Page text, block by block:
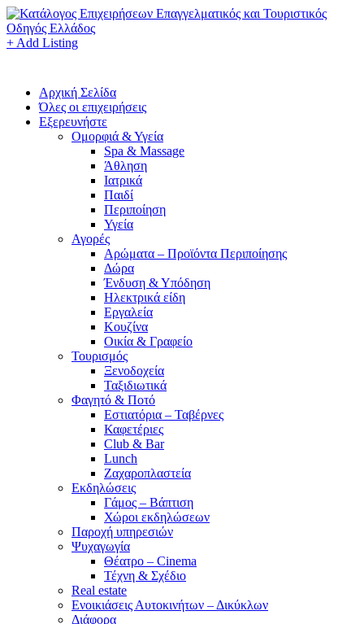
+ Add Listing
Αρχική Σελίδα
Όλες οι επιχειρήσεις
Εξερευνήστε
Ομορφιά & Υγεία
Spa & Massage
Άθληση
Ιατρικά
Παιδί
Περιποίηση
Υγεία
Αγορές
Αρώματα – Προϊόντα Περιποίησης
Δώρα
Ένδυση & Υπόδηση
Ηλεκτρικά είδη
Εργαλεία
Κουζίνα
Οικία & Γραφείο
Τουρισμός
Ξενοδοχεία
Ταξιδιωτικά
Φαγητό & Ποτό
Εστιατόρια – Ταβέρνες
Καφετέριες
Club & Bar
Lunch
Ζαχαροπλαστεία
Εκδηλώσεις
Γάμος – Βάπτιση
Χώροι εκδηλώσεων
Παροχή υπηρεσιών
Ψυχαγωγία
Θέατρο – Cinema
Τέχνη & Σχέδιο
Real estate
Ενοικιάσεις Αυτοκινήτων – Δικύκλων
Διάφορα